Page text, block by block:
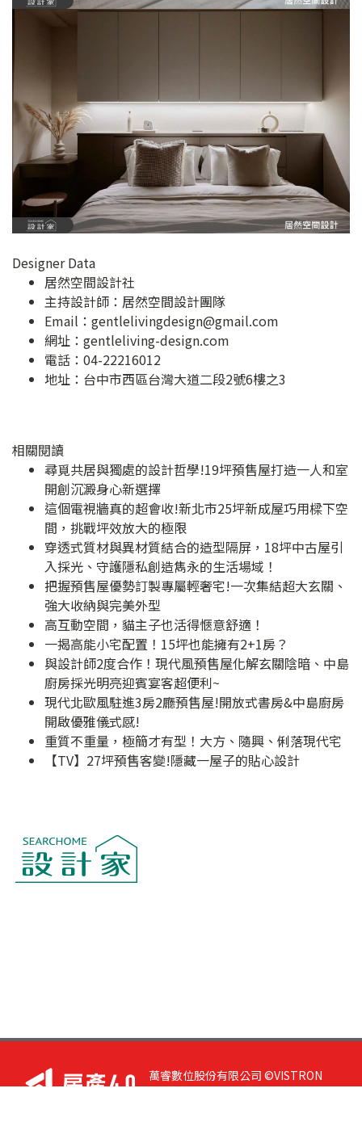
Designer Data
居然空間設計社
主持設計師：居然空間設計團隊
Email： gentlelivingdesign@gmail.com
網址： gentleliving-design.com
電話：04-22216012
地址： 台中市西區台灣大道二段2號6樓之3
相關閱讀
尋覓共居與獨處的設計哲學!19坪預售屋打造一人和室
開創沉澱身心新選擇
這個電視牆真的超會收!新北市25坪新成屋巧用樑下空
間，挑戰坪效放大的極限
穿透式質材與異材質結合的造型隔屏，18坪中古屋引
入採光、守護隱私創造雋永的生活場域！
把握預售屋優勢訂製專屬輕奢宅!一次集結超大玄關、
強大收納與完美外型
高互動空間，貓主子也活得愜意舒適！
一揭高能小宅配置！15坪也能擁有2+1房？
與設計師2度合作！現代風預售屋化解玄關陰暗、中島
廚房採光明亮迎賓宴客超便利~
現代北歐風駐進3房2廳預售屋!開放式書房&中島廚房
開啟優雅儀式感!
重質不重量，極簡才有型！大方、隨興、俐落現代宅
【TV】27坪預售客變!隱藏一屋子的貼心設計
萬睿數位股份有限公司 ©VISTRON
DIGITAL All Right Reserved. 若您有任